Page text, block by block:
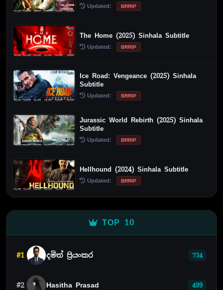
Updated: BRRIP
The Home (2025) Sinhala Subtitle
Updated: BRRIP
Ice Road: Vengeance (2025) Sinhala
Subtitle
Updated: BRRIP
Jurassic World Rebirth (2025) Sinhala
Subtitle
Updated: BRRIP
Hellhound (2024) Sinhala Subtitle
Updated: BRRIP
TOP 10
#1 දමිත් ප්‍රියංකර 734
#2 Hasitha Prasad 499